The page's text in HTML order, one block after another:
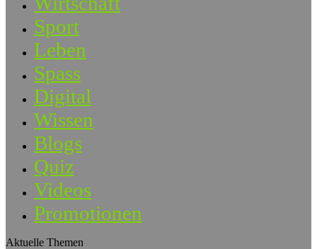
Sport
Leben
Spass
Digital
Wissen
Blogs
Quiz
Videos
Promotionen
Aktuelle Themen